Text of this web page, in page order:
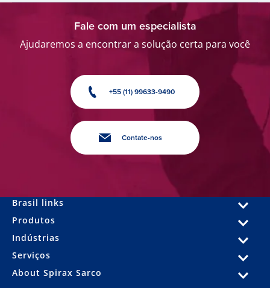
Fale com um especialista
Ajudaremos a encontrar a solução certa para você
+55 (11) 99633-9490
Contate-nos
Brasil links
Produtos
Indústrias
Serviços
About Spirax Sarco